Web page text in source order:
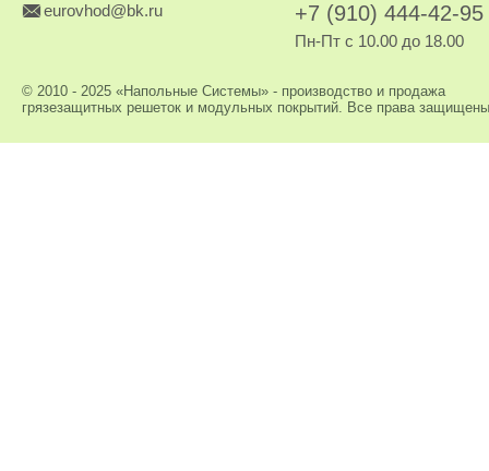
eurovhod@bk.ru +7 (910) 444-42-95
Пн-Пт с 10.00 до 18.00
© 2010 - 2025 «Напольные Системы» - производство и продажа
грязезащитных решеток и модульных покрытий. Все права